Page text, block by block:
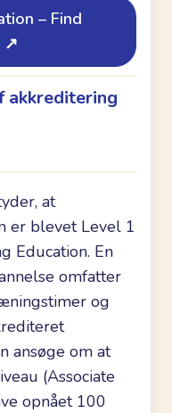
– Find
↗
akkreditering
at
er blevet Level 1
Education. En
omfatter
og
ansøge om at
(Associate
opnået 100